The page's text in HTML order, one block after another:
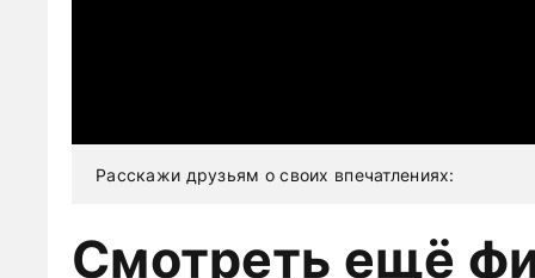
Расскажи друзьям о своих впечатлениях:
Смотреть ещё